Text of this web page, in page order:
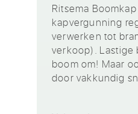
Ritsema
kapvergunning
verwerken tot
verkoop). Lastige
boom om! Maar
door vakkundig